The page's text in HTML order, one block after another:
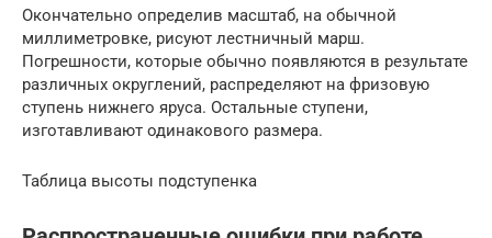
Окончательно определив масштаб, на обычной
миллиметровке, рисуют лестничный марш.
Погрешности, которые обычно появляются в результате
различных округлений, распределяют на фризовую
ступень нижнего яруса. Остальные ступени,
изготавливают одинакового размера.
Таблица высоты подступенка